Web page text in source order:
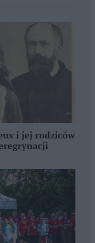
i jej rodziców